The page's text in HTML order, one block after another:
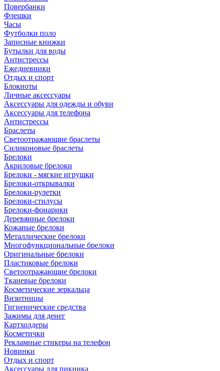
Повербанки
Флешки
Часы
Футболки поло
Записные книжки
Бутылки для воды
Антистрессы
Ежедневники
Отдых и спорт
Блокноты
Личные аксессуары
Аксессуары для одежды и обуви
Аксессуары для телефона
Антистрессы
Браслеты
Светоотражающие браслеты
Силиконовые браслеты
Брелоки
Акриловые брелоки
Брелоки - мягкие игрушки
Брелоки-открывалки
Брелоки-рулетки
Брелоки-стилусы
Брелоки-фонарики
Деревянные брелоки
Кожаные брелоки
Металлические брелоки
Многофункциональные брелоки
Оригинальные брелоки
Пластиковые брелоки
Светоотражающие брелоки
Тканевые брелоки
Косметические зеркальца
Визитницы
Гигиенические средства
Зажимы для денег
Картхолдеры
Косметички
Рекламные стикеры на телефон
Новинки
Отдых и спорт
Аксессуары для пикника